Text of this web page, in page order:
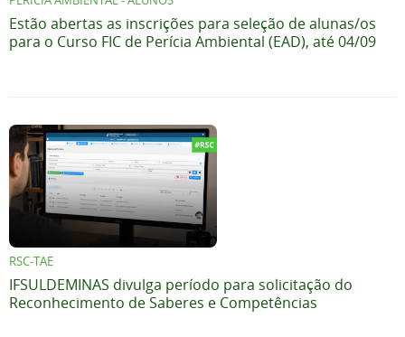
Estão abertas as inscrições para seleção de alunas/os
para o Curso FIC de Perícia Ambiental (EAD), até 04/09
RSC-TAE
IFSULDEMINAS divulga período para solicitação do
Reconhecimento de Saberes e Competências